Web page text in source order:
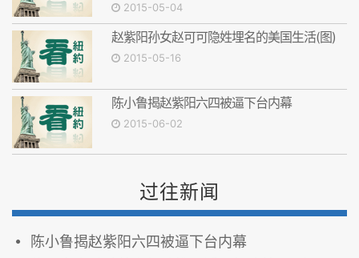
2015-05-04
赵紫阳孙女赵可可隐姓埋名的美国生活(图)
2015-05-16
陈小鲁揭赵紫阳六四被逼下台内幕
2015-06-02
过往新闻
陈小鲁揭赵紫阳六四被逼下台内幕